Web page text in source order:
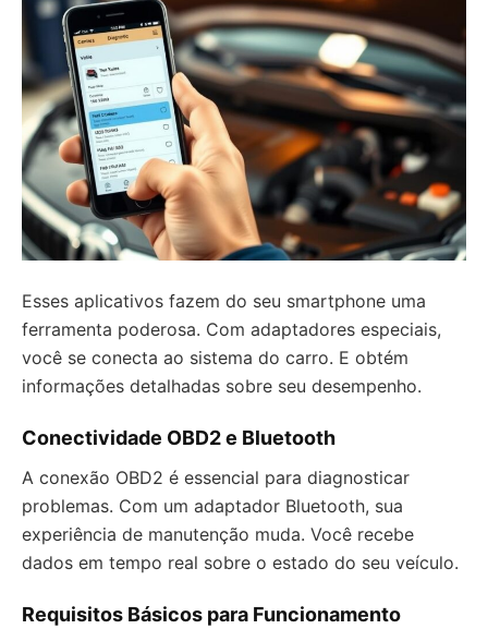
Esses aplicativos fazem do seu smartphone uma
ferramenta poderosa. Com adaptadores especiais,
você se conecta ao sistema do carro. E obtém
informações detalhadas sobre seu desempenho.
Conectividade OBD2 e Bluetooth
A conexão OBD2 é essencial para diagnosticar
problemas. Com um adaptador Bluetooth, sua
experiência de manutenção muda. Você recebe
dados em tempo real sobre o estado do seu veículo.
Requisitos Básicos para Funcionamento